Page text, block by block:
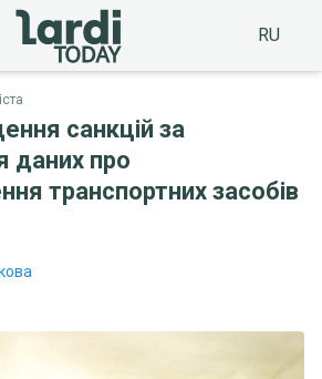
RU
санкцій за
даних про
транспортних засобів